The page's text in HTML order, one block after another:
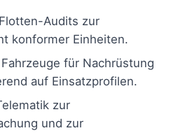
Audits zur
konformer Einheiten.
für Nachrüstung
auf Einsatzprofilen.
zur
und zur